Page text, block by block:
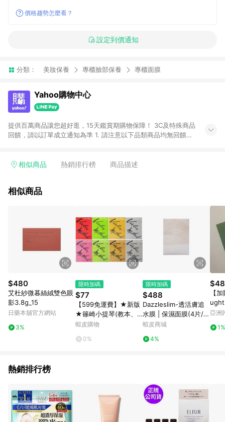
價格趨勢怎麼看？
設定到價通知
分類： 美妝保養 專櫃臉部保養 專櫃面膜
Yahoo購物中心
提供百萬商品讓您超好逛，15天鑑賞期購物保障！ 3C及特殊商品
回饋，請以訂單成立通知為準 1. 請注意以下品類商品均無回饋：
電玩/遊戲/相機/單眼/鏡頭/拍立得 [2024/6/1起適用] -內接硬
的購回饋活動享Yahoo超贈點回饋者 - 購物中心商店之商品：商
價券等虛擬貨幣折抵 4. 大宗採購或批發轉賣不具回饋資格： 如
有相關事證認定您為大宗採購、批發轉賣而非最終消費使用者，
相關認定以Yahoo購物中心之認定為準
相似商品 熱銷排行榜 商品描述
相似商品
$480
艾杜紗微暮絲絨雙色眼
影3.8g_15
日藥本舖官方網站
3%
限時加碼
$77
【599免運費】★新版
★篠崎小提琴(教本、
伴奏譜)1~4 全音樂譜
冊
蝦皮購物
0%
限時加碼
$488
Dazzleslim-透活膚追
水膜 | 保濕面膜(4片/
盒)
蝦皮商城
4%
$48
【
亞洲
1%
熱銷排行榜